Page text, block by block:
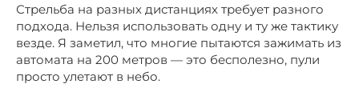
Стрельба на разных дистанциях требует разного
подхода. Нельзя использовать одну и ту же тактику
везде. Я заметил, что многие пытаются зажимать из
автомата на 200 метров — это бесполезно, пули
просто улетают в небо.